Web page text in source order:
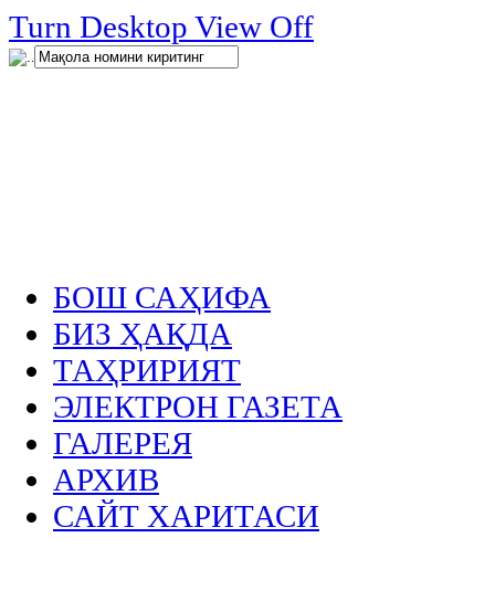
Turn Desktop View Off
.
БОШ САҲИФА
БИЗ ҲАҚДА
ТАҲРИРИЯТ
ЭЛЕКТРОН ГАЗЕТА
ГАЛЕРЕЯ
АРХИВ
САЙТ ХАРИТАСИ